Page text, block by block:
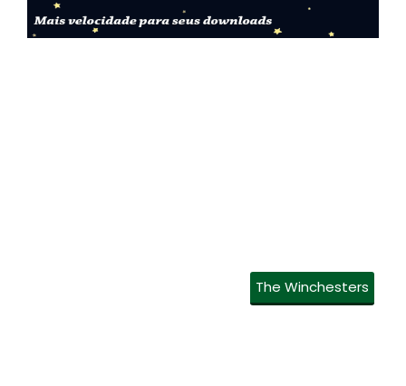
The Winchesters